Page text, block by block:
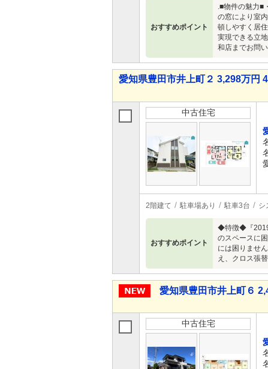
おすすめポイント
.■物件の魅力■
の窓により室
頓しやすく居
実現できる立
和店までお問
愛知県豊田市井上町２ 3,298万円
中古住宅
2階建て 駐車場あり 駐車3台 シ
おすすめポイント
◆特徴◆『2019
のスペースに
には困りませ
え、クロス張
愛知県豊田市井上町６
中古住宅